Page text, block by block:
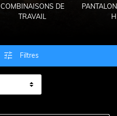
COMBINAISONS DE
TRAVAIL
 Filtres